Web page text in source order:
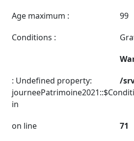
Age maximum :
99
Conditions :
: Undefined property:
in
/
on line
71